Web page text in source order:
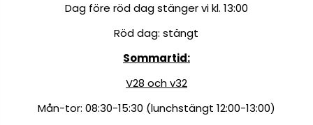
Dag före röd dag stänger vi kl. 13:00
Röd dag: stängt
Sommartid:
V28 och v32
Mån-tor: 08:30-15:30 (lunchstängt 12:00-13:00)